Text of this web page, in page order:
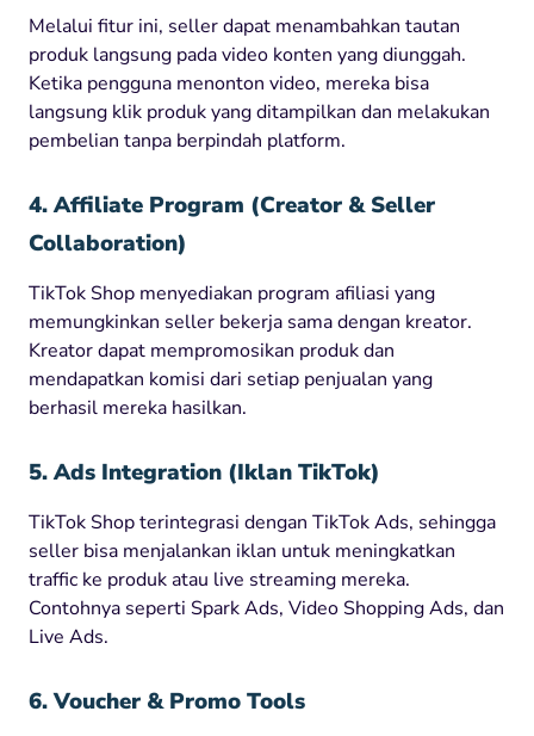
Melalui fitur ini, seller dapat menambahkan tautan
produk langsung pada video konten yang diunggah.
Ketika pengguna menonton video, mereka bisa
langsung klik produk yang ditampilkan dan melakukan
pembelian tanpa berpindah platform.
4. Affiliate Program (Creator & Seller
Collaboration)
TikTok Shop menyediakan program afiliasi yang
memungkinkan seller bekerja sama dengan kreator.
Kreator dapat mempromosikan produk dan
mendapatkan komisi dari setiap penjualan yang
berhasil mereka hasilkan.
5. Ads Integration (Iklan TikTok)
TikTok Shop terintegrasi dengan TikTok Ads, sehingga
seller bisa menjalankan iklan untuk meningkatkan
traffic ke produk atau live streaming mereka.
Contohnya seperti Spark Ads, Video Shopping Ads, dan
Live Ads.
6. Voucher & Promo Tools